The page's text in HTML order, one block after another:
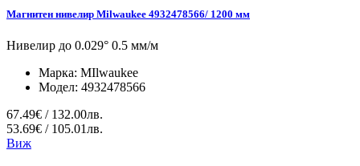
Магнитен нивелир Milwaukee 4932478566/ 1200 мм
Нивелир до 0.029° 0.5 мм/м
Марка: MIlwaukee
Модел: 4932478566
67.49€ / 132.00лв.
53.69€ / 105.01лв.
Виж